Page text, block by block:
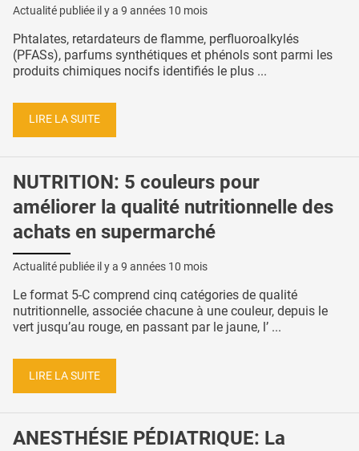
Actualité publiée il y a 9 années 10 mois
Phtalates, retardateurs de flamme, perfluoroalkylés
(PFASs), parfums synthétiques et phénols sont parmi les
produits chimiques nocifs identifiés le plus ...
LIRE LA SUITE
NUTRITION: 5 couleurs pour
améliorer la qualité nutritionnelle des
achats en supermarché
Actualité publiée il y a 9 années 10 mois
Le format 5-C comprend cinq catégories de qualité
nutritionnelle, associée chacune à une couleur, depuis le
vert jusqu’au rouge, en passant par le jaune, l’ ...
LIRE LA SUITE
ANESTHÉSIE PÉDIATRIQUE: La